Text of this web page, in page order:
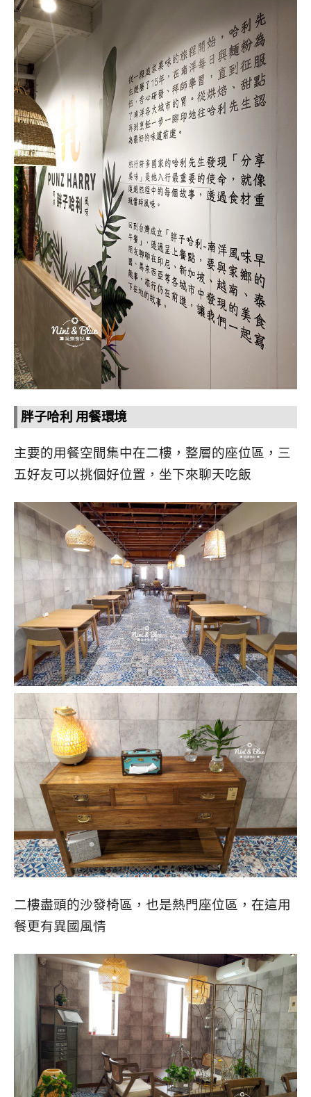
胖子哈利 用餐環境
主要的用餐空間集中在二樓，整層的座位區，三
五好友可以挑個好位置，坐下來聊天吃飯
二樓盡頭的沙發椅區，也是熱門座位區，在這用
餐更有異國風情